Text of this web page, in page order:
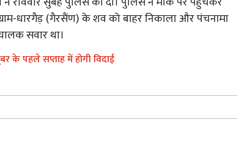
धारगैड़ (गैरसैंण) के शव को बाहर निकाला और पंचनामा
सवार था।
के पहले सप्ताह में होगी विदाई